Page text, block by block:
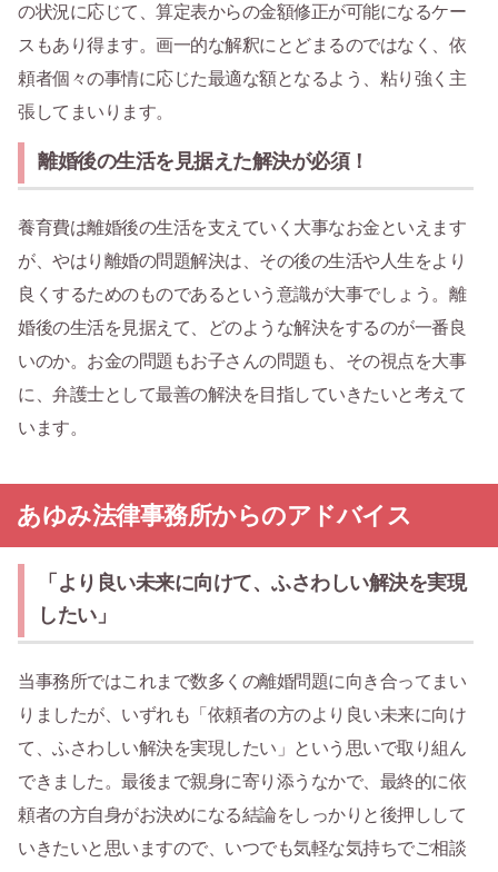
の状況に応じて、算定表からの金額修正が可能になるケー
スもあり得ます。画一的な解釈にとどまるのではなく、依
頼者個々の事情に応じた最適な額となるよう、粘り強く主
張してまいります。
離婚後の生活を見据えた解決が必須！
養育費は離婚後の生活を支えていく大事なお金といえます
が、やはり離婚の問題解決は、その後の生活や人生をより
良くするためのものであるという意識が大事でしょう。離
婚後の生活を見据えて、どのような解決をするのが一番良
いのか。お金の問題もお子さんの問題も、その視点を大事
に、弁護士として最善の解決を目指していきたいと考えて
います。
あゆみ法律事務所からのアドバイス
「より良い未来に向けて、ふさわしい解決を実現
したい」
当事務所ではこれまで数多くの離婚問題に向き合ってまい
りましたが、いずれも「依頼者の方のより良い未来に向け
て、ふさわしい解決を実現したい」という思いで取り組ん
できました。最後まで親身に寄り添うなかで、最終的に依
頼者の方自身がお決めになる結論をしっかりと後押しして
いきたいと思いますので、いつでも気軽な気持ちでご相談